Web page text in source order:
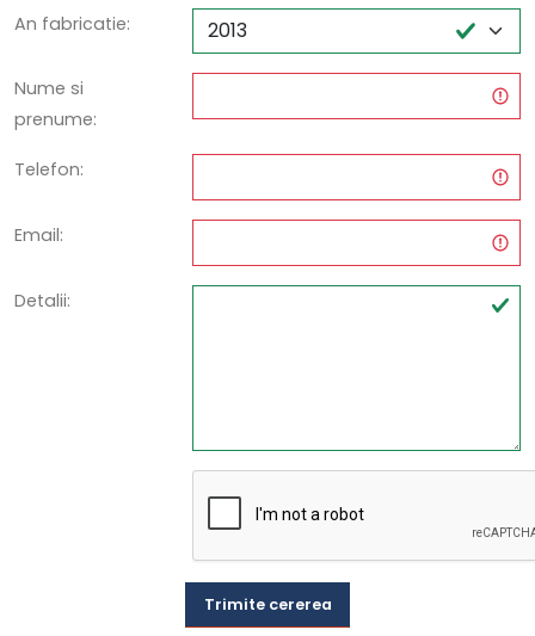
An fabricatie:
Nume si
prenume:
Telefon:
Email:
Detalii:
Trimite cererea